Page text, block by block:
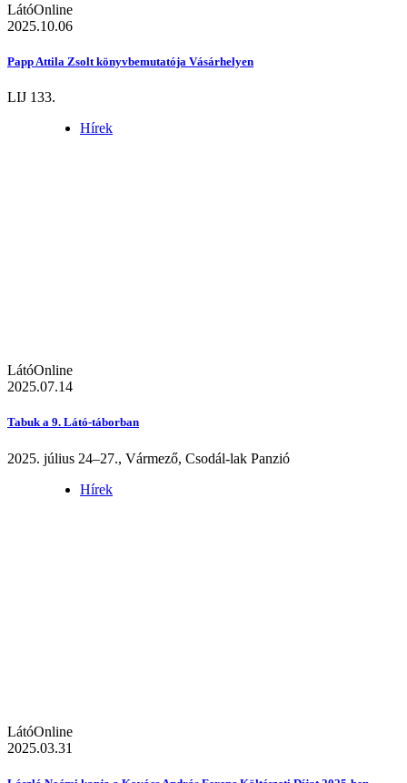
LátóOnline
2025.10.06
Papp Attila Zsolt könyvbemutatója Vásárhelyen
LIJ 133.
Hírek
LátóOnline
2025.07.14
Tabuk a 9. Látó-táborban
2025. július 24–27., Vármező, Csodál-lak Panzió
Hírek
LátóOnline
2025.03.31